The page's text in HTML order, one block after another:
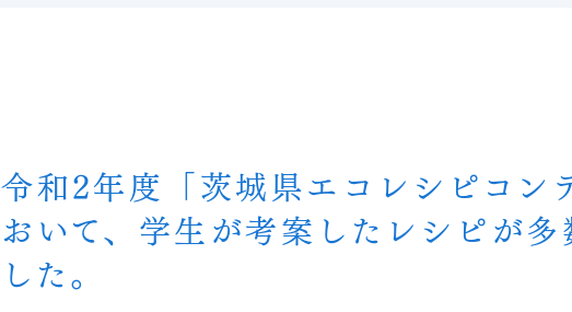
令和2年度「茨城県エコレシピコン
おいて、学生が考案したレシピが多
した。